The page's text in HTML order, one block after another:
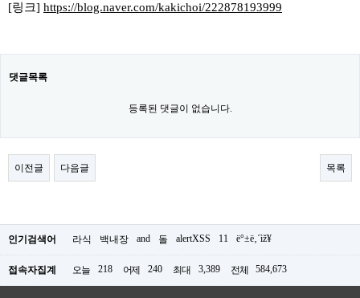
[링크] https://blog.naver.com/kakichoi/222878193999
댓글목록
등록된 댓글이 없습니다.
이전글 다음글 목록
인기검색어 라식 백내장 and 돌 alertXSS 11 ë°±ë‚´ìž¥
접속자집계 오늘 218 어제 240 최대 3,389 전체 584,673